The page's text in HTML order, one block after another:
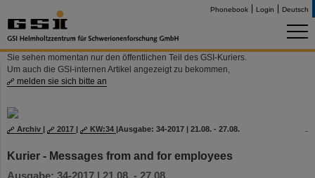
Phonebook Login Deutsch
Sie sehen momentan nur den öffentlichen Teil des GSI-Kuriers.
Um auch die GSI-internen Artikel angezeigt zu bekommen,
melden sie sich bitte an
Archiv | 2017 | KW:34 |Ausgabe: 34-2017 | 21.08. - 27.08.
Kurier - Messages from and for employees
Ausgabe: 34-2017 | 21.08. - 27.08.